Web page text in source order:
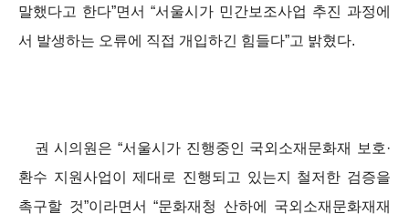
말했다고 한다”면서 “서울시가 민간보조사업 추진 과정에
서 발생하는 오류에 직접 개입하긴 힘들다”고 밝혔다.
권 시의원은 “서울시가 진행중인 국외소재문화재 보호·
환수 지원사업이 제대로 진행되고 있는지 철저한 검증을
촉구할 것”이라면서 “문화재청 산하에 국외소재문화재재